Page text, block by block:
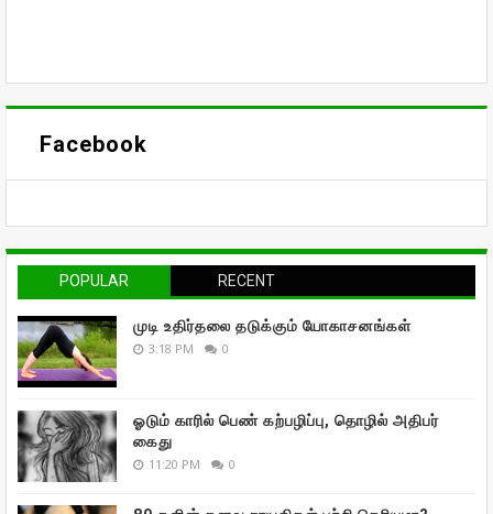
Facebook
POPULAR RECENT
முடி உதிர்தலை தடுக்கும் யோகாசனங்கள்
3:18 PM 0
ஓடும் காரில் பெண் கற்பழிப்பு, தொழில் அதிபர்
கைது
11:20 PM 0